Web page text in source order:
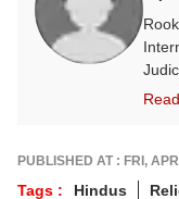
PUBLISHED AT : FRI,
Tags : Hindus